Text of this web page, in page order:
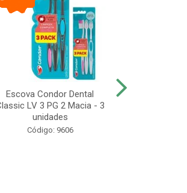
Escova Condor Dental
LV 3 PG 2 Macia - 3
unidades
Código: 9606